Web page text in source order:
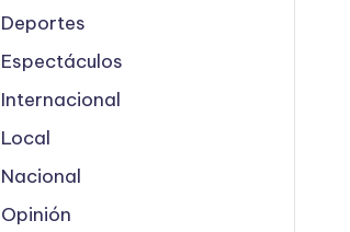
Deportes
Espectáculos
Internacional
Local
Nacional
Opinión